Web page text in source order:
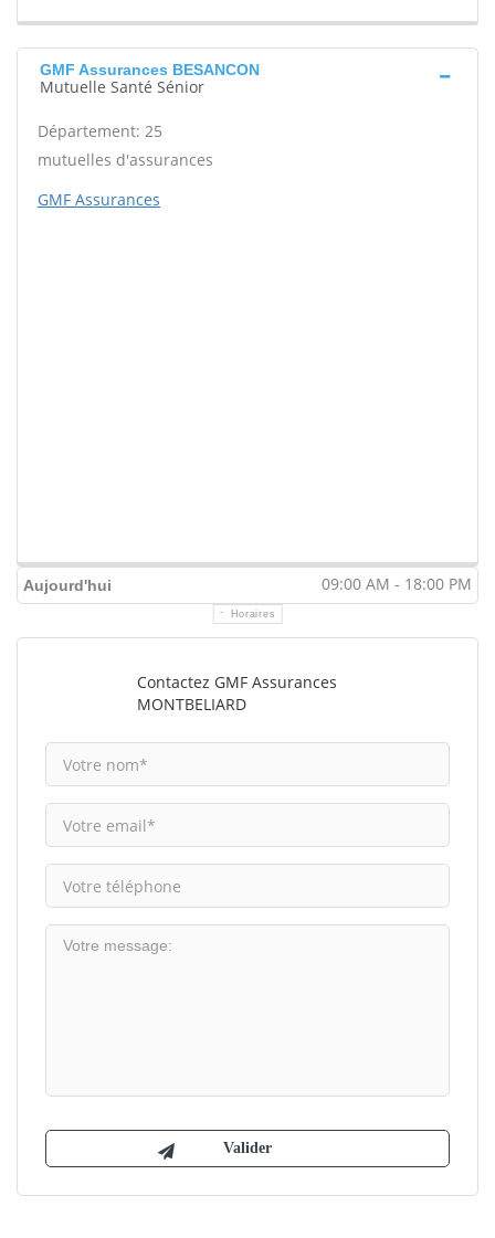
GMF Assurances BESANCON
Mutuelle Santé Sénior
Département: 25
mutuelles d'assurances
GMF Assurances
Aujourd'hui 09:00 AM - 18:00 PM
Horaires
Contactez GMF Assurances
MONTBELIARD